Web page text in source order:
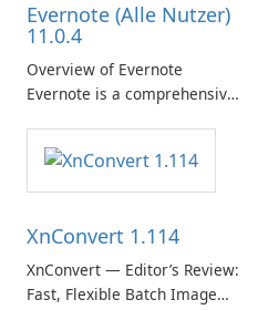
need predictable …
Evernote (Alle Nutzer)
11.0.4
Overview of Evernote
Evernote is a comprehensive
software designed to help
users capture, organize, and
access information across
XnConvert 1.114
XnConvert — Editor’s Review:
Fast, Flexible Batch Image